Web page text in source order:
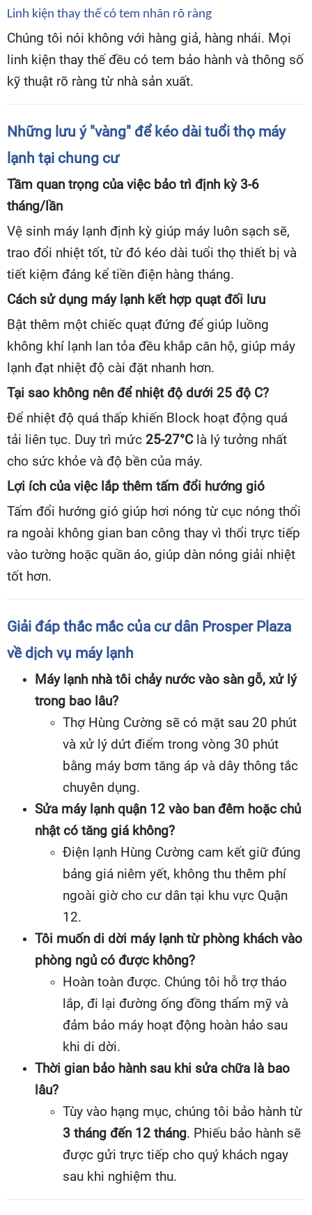
Linh kiện thay thế có tem nhãn rõ ràng
Chúng tôi nói không với hàng giả, hàng nhái. Mọi
linh kiện thay thế đều có tem bảo hành và thông số
kỹ thuật rõ ràng từ nhà sản xuất.
Những lưu ý "vàng" để kéo dài tuổi thọ máy
lạnh tại chung cư
Tầm quan trọng của việc bảo trì định kỳ 3-6
tháng/lần
Vệ sinh máy lạnh định kỳ giúp máy luôn sạch sẽ,
trao đổi nhiệt tốt, từ đó kéo dài tuổi thọ thiết bị và
tiết kiệm đáng kể tiền điện hàng tháng.
Cách sử dụng máy lạnh kết hợp quạt đối lưu
Bật thêm một chiếc quạt đứng để giúp luồng
không khí lạnh lan tỏa đều khắp căn hộ, giúp máy
lạnh đạt nhiệt độ cài đặt nhanh hơn.
Tại sao không nên để nhiệt độ dưới 25 độ C?
Để nhiệt độ quá thấp khiến Block hoạt động quá
tải liên tục. Duy trì mức 25-27°Clà lý tưởng nhất
cho sức khỏe và độ bền của máy.
Lợi ích của việc lắp thêm tấm đổi hướng gió
Tấm đổi hướng gió giúp hơi nóng từ cục nóng thổi
ra ngoài không gian ban công thay vì thổi trực tiếp
vào tường hoặc quần áo, giúp dàn nóng giải nhiệt
tốt hơn.
Giải đáp thắc mắc của cư dân Prosper Plaza
về dịch vụ máy lạnh
Máy lạnh nhà tôi chảy nước vào sàn gỗ, xử lý
trong bao lâu?
Thợ Hùng Cường sẽ có mặt sau 20 phút
và xử lý dứt điểm trong vòng 30 phút
bằng máy bơm tăng áp và dây thông tắc
chuyên dụng.
Sửa máy lạnh quận 12 vào ban đêm hoặc chủ
nhật có tăng giá không?
Điện lạnh Hùng Cường cam kết giữ đúng
bảng giá niêm yết, không thu thêm phí
ngoài giờ cho cư dân tại khu vực Quận
12.
Tôi muốn di dời máy lạnh từ phòng khách vào
phòng ngủ có được không?
Hoàn toàn được. Chúng tôi hỗ trợ tháo
lắp, đi lại đường ống đồng thẩm mỹ và
đảm bảo máy hoạt động hoàn hảo sau
khi di dời.
Thời gian bảo hành sau khi sửa chữa là bao
lâu?
Tùy vào hạng mục, chúng tôi bảo hành từ
3 tháng đến 12 tháng. Phiếu bảo hành sẽ
được gửi trực tiếp cho quý khách ngay
sau khi nghiệm thu.